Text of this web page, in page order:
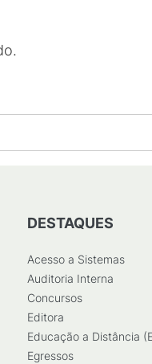
DESTAQUES
Acesso a Sistemas
Auditoria Interna
Concursos
Editora
Educação a Distância
Egressos